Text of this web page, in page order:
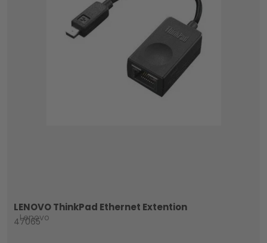
LENOVO ThinkPad Ethernet Extention
Lenovo
47065